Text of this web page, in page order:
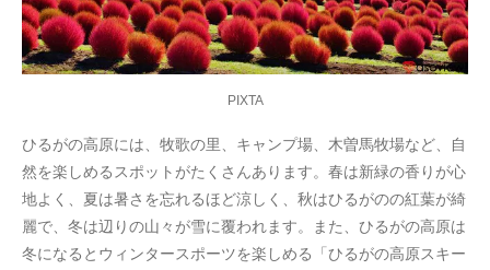
PIXTA
ひるがの高原には、牧歌の里、キャンプ場、木曽馬牧場など、自
然を楽しめるスポットがたくさんあります。春は新緑の香りが心
地よく、夏は暑さを忘れるほど涼しく、秋はひるがのの紅葉が綺
麗で、冬は辺りの山々が雪に覆われます。また、ひるがの高原は
冬になるとウィンタースポーツを楽しめる「ひるがの高原スキー